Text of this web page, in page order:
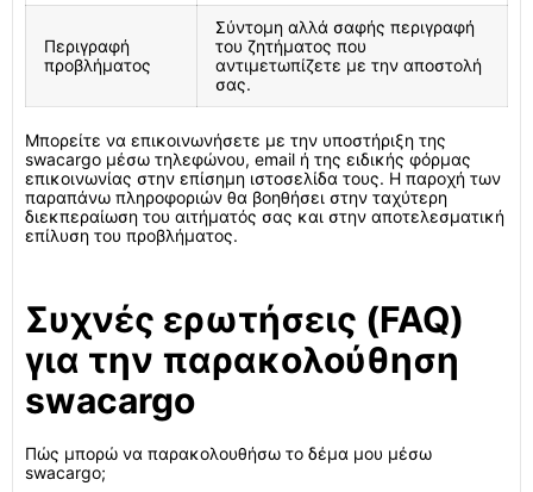
Περιγραφή
προβλήματος
Σύντομη αλλά σαφής περιγραφή
του ζητήματος που
αντιμετωπίζετε με την αποστολή
σας.
Μπορείτε να επικοινωνήσετε με την υποστήριξη της
swacargo μέσω τηλεφώνου, email ή της ειδικής φόρμας
επικοινωνίας στην επίσημη ιστοσελίδα τους. Η παροχή των
παραπάνω πληροφοριών θα βοηθήσει στην ταχύτερη
διεκπεραίωση του αιτήματός σας και στην αποτελεσματική
επίλυση του προβλήματος.
Συχνές ερωτήσεις (FAQ)
για την παρακολούθηση
swacargo
Πώς μπορώ να παρακολουθήσω το δέμα μου μέσω
swacargo;